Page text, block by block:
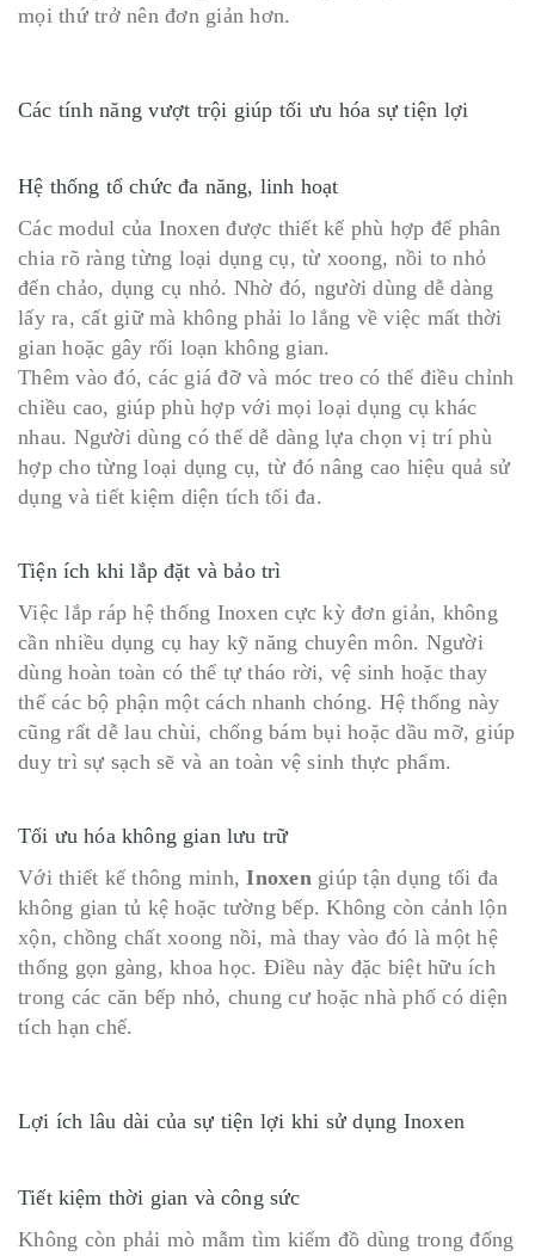
mọi thứ trở nên đơn giản hơn.
Các tính năng vượt trội giúp tối ưu hóa sự tiện lợi
Hệ thống tổ chức đa năng, linh hoạt
Các modul của Inoxen được thiết kế phù hợp để phân
chia rõ ràng từng loại dụng cụ, từ xoong, nồi to nhỏ
đến chảo, dụng cụ nhỏ. Nhờ đó, người dùng dễ dàng
lấy ra, cất giữ mà không phải lo lắng về việc mất thời
gian hoặc gây rối loạn không gian.
Thêm vào đó, các giá đỡ và móc treo có thể điều chỉnh
chiều cao, giúp phù hợp với mọi loại dụng cụ khác
nhau. Người dùng có thể dễ dàng lựa chọn vị trí phù
hợp cho từng loại dụng cụ, từ đó nâng cao hiệu quả sử
dụng và tiết kiệm diện tích tối đa.
Tiện ích khi lắp đặt và bảo trì
Việc lắp ráp hệ thống Inoxen cực kỳ đơn giản, không
cần nhiều dụng cụ hay kỹ năng chuyên môn. Người
dùng hoàn toàn có thể tự tháo rời, vệ sinh hoặc thay
thế các bộ phận một cách nhanh chóng. Hệ thống này
cũng rất dễ lau chùi, chống bám bụi hoặc dầu mỡ, giúp
duy trì sự sạch sẽ và an toàn vệ sinh thực phẩm.
Tối ưu hóa không gian lưu trữ
Với thiết kế thông minh,Inoxengiúp tận dụng tối đa
không gian tủ kệ hoặc tường bếp. Không còn cảnh lộn
xộn, chồng chất xoong nồi, mà thay vào đó là một hệ
thống gọn gàng, khoa học. Điều này đặc biệt hữu ích
trong các căn bếp nhỏ, chung cư hoặc nhà phố có diện
tích hạn chế.
Lợi ích lâu dài của sự tiện lợi khi sử dụng Inoxen
Tiết kiệm thời gian và công sức
Không còn phải mò mẫm tìm kiếm đồ dùng trong đống